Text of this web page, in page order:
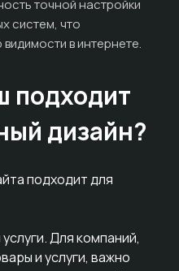
точной настройки
систем, что
в интернете.
подходит
дизайн?
подходит для
Для компаний,
и услуги, важно